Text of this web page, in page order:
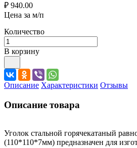
₽ 940.00
Цена за м/п
Количество
В корзину
Описание Характеристики Отзывы
Описание товара
Уголок стальной горячекатаный
(110*110*7мм) предназначен для